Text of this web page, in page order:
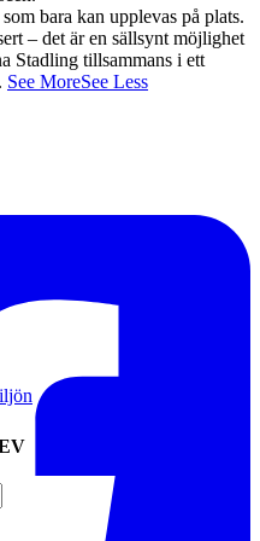
bara kan upplevas på plats.
– det är en sällsynt möjlighet
Stadling tillsammans i ett
See MoreSee Less